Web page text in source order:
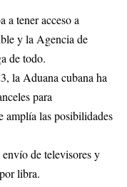
a tener acceso a
y la Agencia de
de todo.
la Aduana cubana ha
para
amplía las posibilidades
de televisores y
libra.